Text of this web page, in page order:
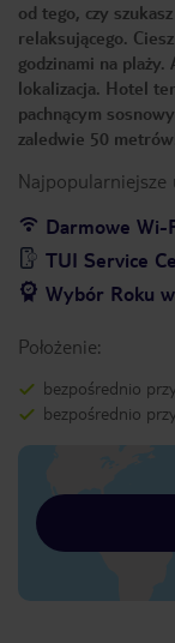
od tego, czy
relaksującego.
godzinami na
lokalizacja. Hotel
pachnącym
zaledwie 50
Najpopularniejsze
Darmowe Wi-
TUI Service
Wybór Roku
Położenie:
bezpośrednio
bezpośrednio